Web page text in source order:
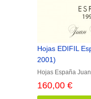
Hojas EDIFIL
2001)
Hojas España
160,00 €